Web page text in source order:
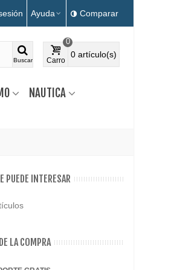
Ayuda Comparar
Buscar Carro
0
0 artículo(s)
NAUTICA
PUEDE INTERESAR
LA COMPRA